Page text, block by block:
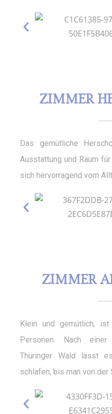
ZIMMER
Das gemütliche
Ausstattung und Raum
sich hervorragend vom
ZIMMER
Klein und gemütlich,
Personen. Nach
Thüringer Wald lässt
schlafen, bis man von der